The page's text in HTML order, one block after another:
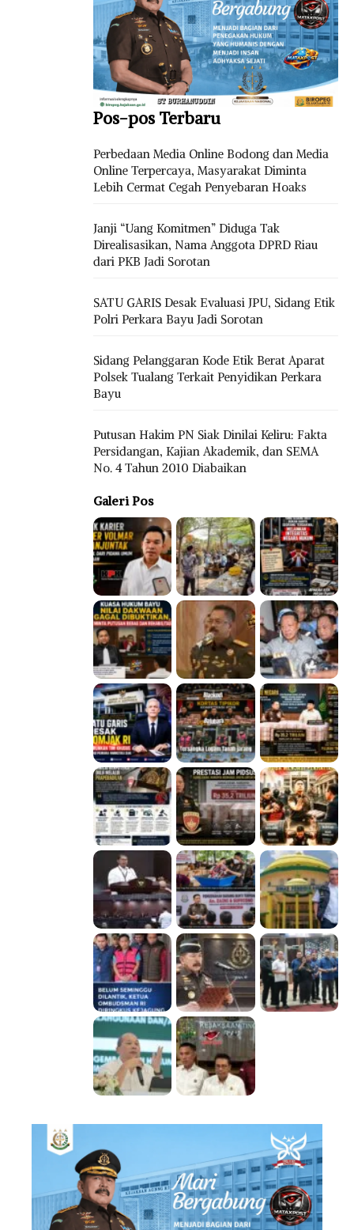
Pos-pos Terbaru
Perbedaan Media Online Bodong dan Media
Online Terpercaya, Masyarakat Diminta
Lebih Cermat Cegah Penyebaran Hoaks
Janji “Uang Komitmen” Diduga Tak
Direalisasikan, Nama Anggota DPRD Riau
dari PKB Jadi Sorotan
SATU GARIS Desak Evaluasi JPU, Sidang Etik
Polri Perkara Bayu Jadi Sorotan
Sidang Pelanggaran Kode Etik Berat Aparat
Polsek Tualang Terkait Penyidikan Perkara
Bayu
Putusan Hakim PN Siak Dinilai Keliru: Fakta
Persidangan, Kajian Akademik, dan SEMA
No. 4 Tahun 2010 Diabaikan
Galeri Pos